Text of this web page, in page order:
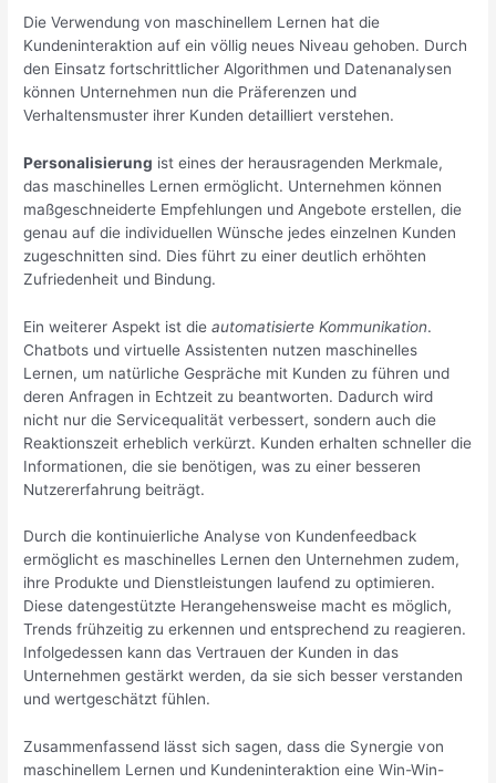
Die Verwendung von maschinellem Lernen hat die
Kundeninteraktion auf ein völlig neues Niveau gehoben. Durch
den Einsatz fortschrittlicher Algorithmen und Datenanalysen
können Unternehmen nun die Präferenzen und
Verhaltensmuster ihrer Kunden detailliert verstehen.
Personalisierung ist eines der herausragenden Merkmale,
das maschinelles Lernen ermöglicht. Unternehmen können
maßgeschneiderte Empfehlungen und Angebote erstellen, die
genau auf die individuellen Wünsche jedes einzelnen Kunden
zugeschnitten sind. Dies führt zu einer deutlich erhöhten
Zufriedenheit und Bindung.
Ein weiterer Aspekt ist dieautomatisierte Kommunikation.
Chatbots und virtuelle Assistenten nutzen maschinelles
Lernen, um natürliche Gespräche mit Kunden zu führen und
deren Anfragen in Echtzeit zu beantworten. Dadurch wird
nicht nur die Servicequalität verbessert, sondern auch die
Reaktionszeit erheblich verkürzt. Kunden erhalten schneller die
Informationen, die sie benötigen, was zu einer besseren
Nutzererfahrung beiträgt.
Durch die kontinuierliche Analyse von Kundenfeedback
ermöglicht es maschinelles Lernen den Unternehmen zudem,
ihre Produkte und Dienstleistungen laufend zu optimieren.
Diese datengestützte Herangehensweise macht es möglich,
Trends frühzeitig zu erkennen und entsprechend zu reagieren.
Infolgedessen kann das Vertrauen der Kunden in das
Unternehmen gestärkt werden, da sie sich besser verstanden
und wertgeschätzt fühlen.
Zusammenfassend lässt sich sagen, dass die Synergie von
maschinellem Lernen und Kundeninteraktion eine Win-Win-